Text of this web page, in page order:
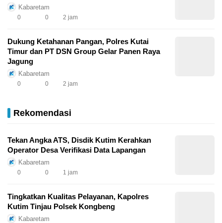
Kabaretam
0 0 2 jam
Dukung Ketahanan Pangan, Polres Kutai
Timur dan PT DSN Group Gelar Panen Raya
Jagung
Kabaretam
0 0 2 jam
Rekomendasi
Tekan Angka ATS, Disdik Kutim Kerahkan
Operator Desa Verifikasi Data Lapangan
Kabaretam
0 0 1 jam
Tingkatkan Kualitas Pelayanan, Kapolres
Kutim Tinjau Polsek Kongbeng
Kabaretam